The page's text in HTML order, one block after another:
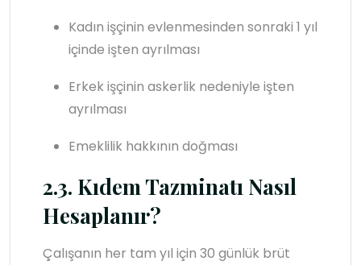
Kadın işçinin evlenmesinden sonraki 1 yıl
içinde işten ayrılması
Erkek işçinin askerlik nedeniyle işten
ayrılması
Emeklilik hakkının doğması
2.3. Kıdem Tazminatı Nasıl
Hesaplanır?
Çalışanın her tam yıl için 30 günlük brüt